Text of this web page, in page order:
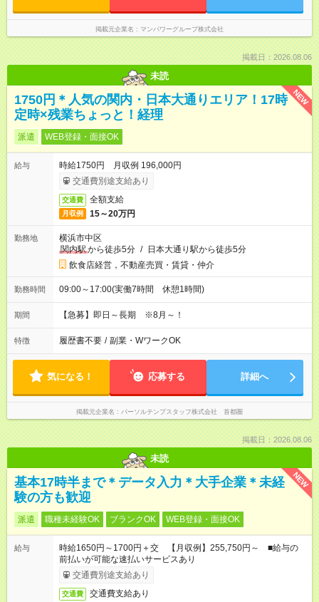
掲載元企業名 マンパワーグループ株式会社
掲載日：2026.08.06
未読
NEW
1750円＊人気の関内・日本大通りエリア！17時
定時×残業ちょっと！経理
派遣 WEB登録・面接OK
給与
時給1750円 月収例 196,000円
交通費別途支給あり
交通費 全額支給
月収例 15～20万円
勤務地
横浜市中区
関内駅から徒歩5分 / 日本大通り駅から徒歩5分
飲食店経営，不動産売買・賃貸・仲介
勤務時間 09:00～17:00(実働7時間 休憩1時間)
期間 【急募】即日～長期 ※8月～！
特徴 履歴書不要 / 副業・WワークOK
気になる！ 応募する 詳細へ
掲載元企業名 パーソルテンプスタッフ株式会社 首都圏
掲載日：2026.08.06
未読
NEW
基本17時半まで＊データ入力＊大手企業＊未経
験の方も歓迎
派遣 職種未経験OK ブランクOK WEB登録・面接OK
給与
時給1650円～1700円＋交 【月収例】255,750円～ ■給与の
前払いが可能な速払いサービスあり
交通費別途支給あり
交通費 交通費支給あり